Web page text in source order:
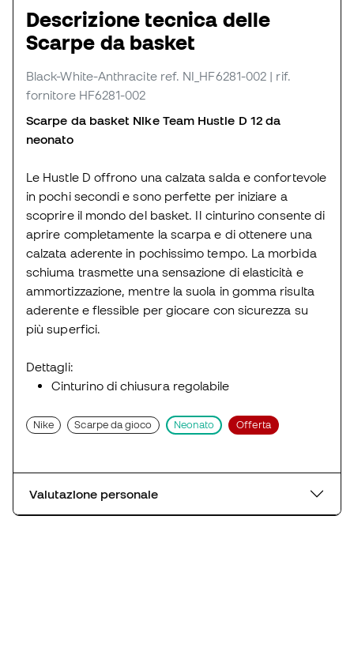
Descrizione tecnica delle
Scarpe da basket
Black-White-Anthracite ref. NI_HF6281-002 | rif.
fornitore HF6281-002
Scarpe da basket Nike Team Hustle D 12 da
neonato
Le Hustle D offrono una calzata salda e confortevole
in pochi secondi e sono perfette per iniziare a
scoprire il mondo del basket. Il cinturino consente di
aprire completamente la scarpa e di ottenere una
calzata aderente in pochissimo tempo. La morbida
schiuma trasmette una sensazione di elasticità e
ammortizzazione, mentre la suola in gomma risulta
aderente e flessible per giocare con sicurezza su
più superfici.
Dettagli:
Cinturino di chiusura regolabile
Nike Scarpe da gioco Neonato Offerta
Valutazione personale